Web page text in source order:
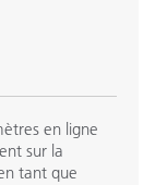
en ligne
sur la
tant que